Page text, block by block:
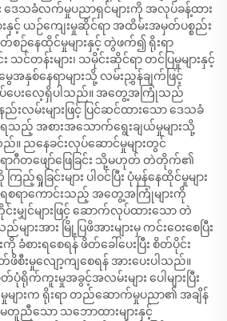
း ဒေသခံလက်မှုပညာရှင်များကို အလုပ်ခန့်ထား
ားနှင့် ယဉ်ကျေးမှုဆိုင်ရာ အထိမ်းအမှတ်ပစ္စည်း
စဉ်နေထိုင်မှုများနှင့် တွဲဖက်၍ ရိုးရာ
င်တန်းများ၊ သမိုင်းဆိုင်ရာ တင်ပြမှုများနှင့်
အနှစ်နေရာများသို့ လမ်းညွှန်ချက်ဖြင့်
ပ်ပေးလေ့ရှိပါသည်။ အတွေ့အကြုံသည်
လမ်းများဖြင့် ပြင်ဆင်ထားသော ဒေသခံ
ရသည့် အစားအသောက်ရွေးချယ်မှုများသို့
ညနေခင်းလုပ်ဆောင်မှုများတွင်
ရိုးရာဂီတဖျော်ဖြေခြင်း သို့မဟုတ် တဲတိုက်၏
ြည့်ရှုခြင်းများ ပါဝင်ပြီး ပုံမှန်နေထိုင်မှုများ
စရာကောင်းသည့် အတွေ့အကြုံများကို
မျှင်များဖြင့် ဆောက်လုပ်ထားသော တဲ
းအား မြို့ပြဖိအားများမှ ကင်းဝေးစေပြီး
ကို ခံစားရစေရန် ဖိတ်ခေါ်ပေးပြီး စိတ်ပိုင်း
ဖိစီးမှုလျော့ကျစေရန် အားပေးပါသည်။
က်ကူးမှုအခွင့်အလမ်းများ ပေါများပြီး
များက ရိုးရာ တည်ဆောက်မှုပညာ၏ အချိန်
တူညီသော သဘောထားများနှင့်